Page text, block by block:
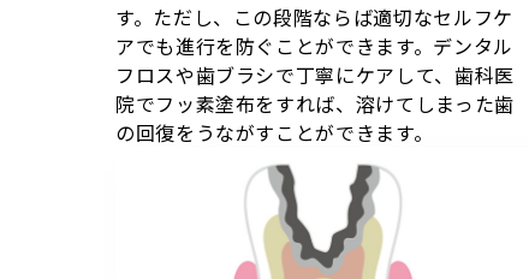
す。ただし、この段階ならば適切なセルフケ
アでも進行を防ぐことができます。デンタル
フロスや歯ブラシで丁寧にケアして、歯科医
院でフッ素塗布をすれば、溶けてしまった歯
の回復をうながすことができます。